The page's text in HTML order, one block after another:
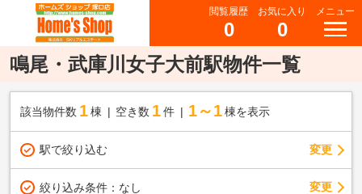
閲覧履歴
0
お気に入り
0
メニュー
鳴尾・武庫川女子大前駅物件一覧
該当物件数 1棟 空き数 1 件 1～1 棟を表示
駅で絞り込む 変更
絞り込み条件： なし 変更